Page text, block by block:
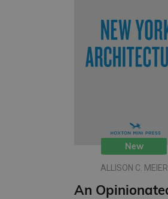
New
ALLISON C. MEIER